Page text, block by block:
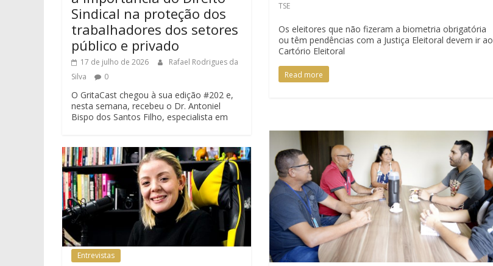
TSE
Os eleitores que não fizeram a biometria obrigatória
ou têm pendências com a Justiça Eleitoral devem ir ao
Cartório Eleitoral
Read more
Sindical na proteção dos
trabalhadores dos setores
público e privado
17 de julho de 2026
Rafael Rodrigues da
Silva
0
O GritaCast chegou à sua edição #202 e,
nesta semana, recebeu o Dr. Antoniel
Bispo dos Santos Filho, especialista em
Entrevistas